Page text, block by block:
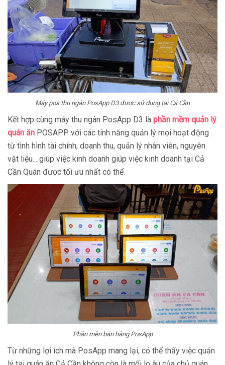
Máy pos thu ngân PosApp D3 được sử dụng tại Cả Cần
Kết hợp cùng máy thu ngân PosApp D3 là phần mềm quản lý
quán ăn POSAPP với các tính năng quản lý mọi hoạt động
từ tình hình tài chính, doanh thu, quản lý nhân viên, nguyên
vật liệu... giúp việc kinh doanh giúp việc kinh doanh tại Cả
Cần Quán được tối ưu nhất có thể.
Phần mền bán hàng PosApp
Từ những lợi ích mà PosApp mang lại, có thể thấy việc quản